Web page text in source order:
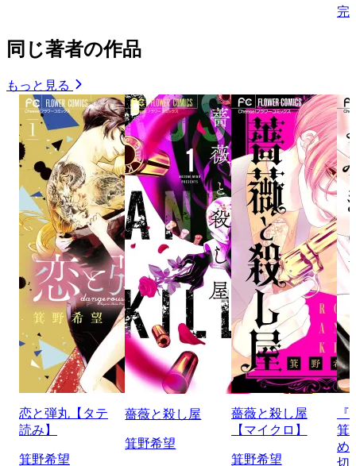
完
同じ著者の作品
もっと見る
恋と弾丸【タテ
読み】
箕野希望
薔薇と殺し屋
箕野希望
薔薇と殺し屋
【マイクロ】
箕野希望
箕
め
切